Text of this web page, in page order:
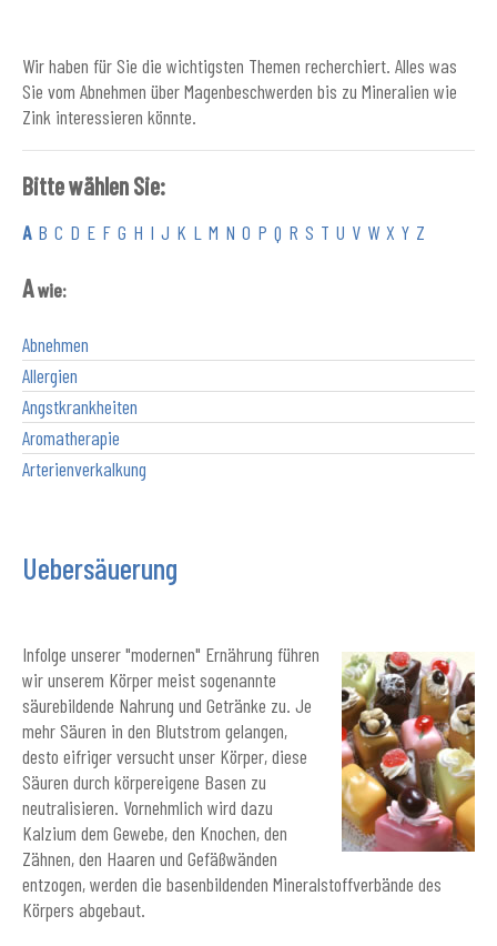
Wir haben für Sie die wichtigsten Themen recherchiert. Alles was
Sie vom Abnehmen über Magenbeschwerden bis zu Mineralien wie
Zink interessieren könnte.
Bitte wählen Sie:
A B C D E F G H I J K L M N O P Q R S T U V W X Y Z
Awie:
Abnehmen
Allergien
Angstkrankheiten
Aromatherapie
Arterienverkalkung
Uebersäuerung
Infolge unserer "modernen" Ernährung führen
wir unserem Körper meist sogenannte
säurebildende Nahrung und Getränke zu. Je
mehr Säuren in den Blutstrom gelangen,
desto eifriger versucht unser Körper, diese
Säuren durch körpereigene Basen zu
neutralisieren. Vornehmlich wird dazu
Kalzium dem Gewebe, den Knochen, den
Zähnen, den Haaren und Gefäßwänden
entzogen, werden die basenbildenden Mineralstoffverbände des
Körpers abgebaut.